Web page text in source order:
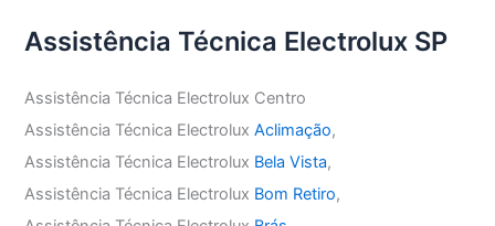
Assistência Técnica Electrolux SP
Assistência Técnica Electrolux Centro
Assistência Técnica ElectroluxAclimação,
Assistência Técnica Electrolux Bela Vista,
Assistência Técnica Electrolux Bom Retiro,